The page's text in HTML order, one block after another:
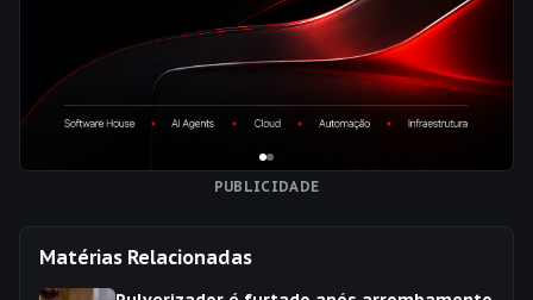
PUBLICIDADE
Matérias Relacionadas